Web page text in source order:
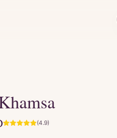
(4.9)